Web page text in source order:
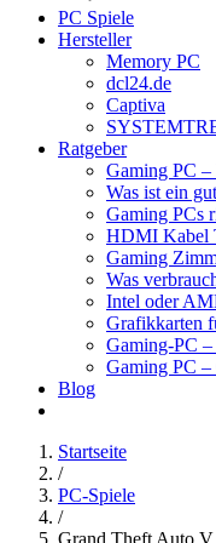
PC Spiele
Hersteller
Memory PC
dcl24.de
Captiva
Ratgeber
Gaming PC
Was ist ein
Gaming PCs
HDMI Kabel
Gaming
Was
Intel oder
Grafikkarten
Gaming-PC
Gaming PC
Blog
Startseite
/
PC-Spiele
/
Grand Theft Auto V